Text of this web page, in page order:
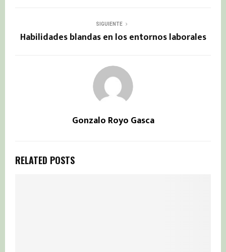
SIGUIENTE
Habilidades blandas en los entornos laborales
Gonzalo Royo Gasca
RELATED POSTS